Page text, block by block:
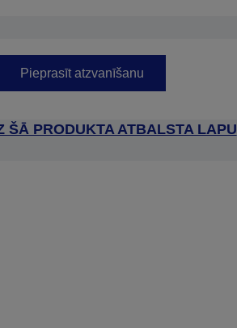
Pieprasīt atzvanīšanu
ŠĀ PRODUKTA ATBALSTA LAPU